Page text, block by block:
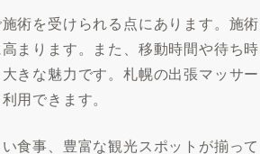
術を受けられる点にあります。施術
まります。また、移動時間や待ち時
きな魅力です。札幌の出張マッサー
用できます。
食事、豊富な観光スポットが揃って